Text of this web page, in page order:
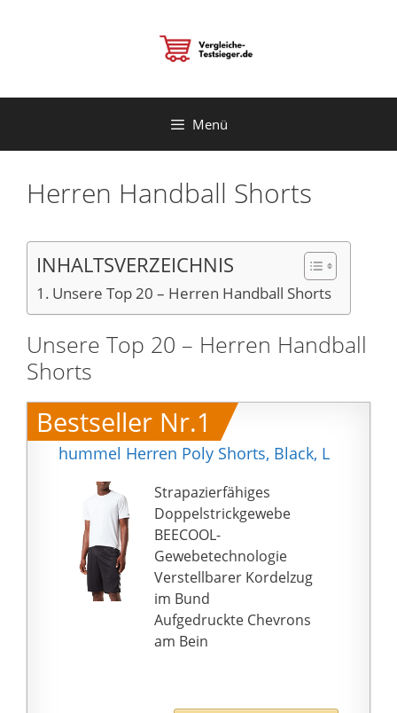
Menü
Herren Handball Shorts
INHALTSVERZEICHNIS
Unsere Top 20 – Herren Handball Shorts
Unsere Top 20 – Herren Handball
Shorts
Bestseller Nr.1
hummel Herren Poly Shorts, Black, L
Strapazierfähiges
Doppelstrickgewebe
BEECOOL-
Gewebetechnologie
Verstellbarer Kordelzug
im Bund
Aufgedruckte Chevrons
am Bein